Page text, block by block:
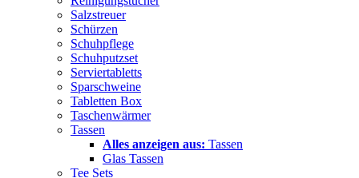
Salzstreuer
Schürzen
Schuhpflege
Schuhputzset
Serviertabletts
Sparschweine
Tabletten Box
Taschenwärmer
Tassen
Alles anzeigen aus: Tassen
Glas Tassen
Tee Sets